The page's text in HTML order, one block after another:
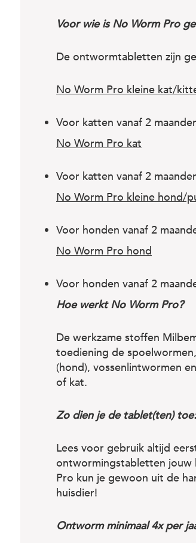
Voor wie is No Worm Pro
De ontwormtabletten zijn
No Worm Pro kleine kat/
Voor katten vanaf 2
No Worm Pro kat
Voor katten vanaf 2
No Worm Pro kleine hond/
Voor honden vanaf 2
No Worm Pro hond
Voor honden vanaf 2
Hoe werkt No Worm Pro?
De werkzame stoffen
toediening de
(hond), vossenlintwormen
of kat.
Zo dien je de tablet(ten) toe:
Lees voor gebruik altijd
ontwormingstabletten jouw
Pro kun je gewoon uit de
huisdier!
Ontworm minimaal 4x per